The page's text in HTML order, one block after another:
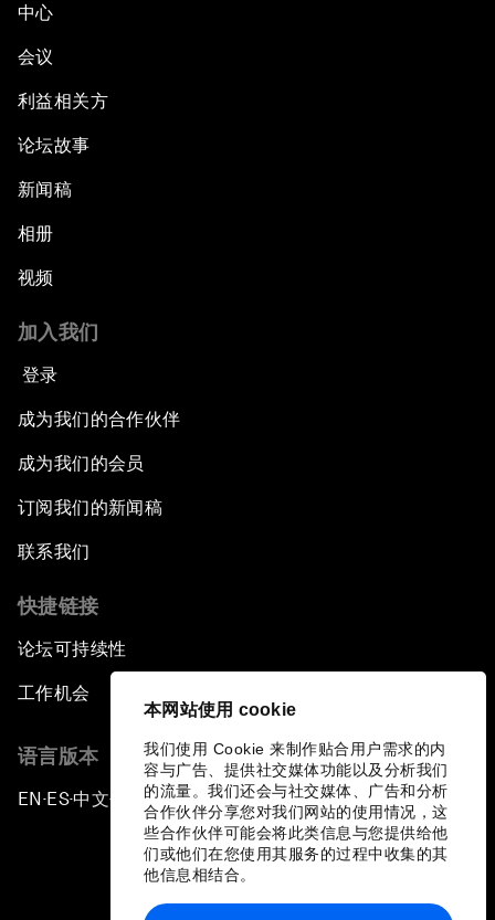
本网站使用 cookie
我们使用 Cookie 来制作贴合用户需求的内
容与广告、提供社交媒体功能以及分析我们
的流量。我们还会与社交媒体、广告和分析
合作伙伴分享您对我们网站的使用情况，这
些合作伙伴可能会将此类信息与您提供给他
们或他们在您使用其服务的过程中收集的其
他信息相结合。
中心
会议
利益相关方
论坛故事
新闻稿
相册
视频
加入我们
登录
成为我们的合作伙伴
成为我们的会员
订阅我们的新闻稿
联系我们
快捷链接
论坛可持续性
工作机会
语言版本
EN ▪ES▪中文▪ 日本語